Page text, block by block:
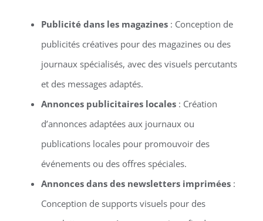
Publicité dans les magazines: Conception de
publicités créatives pour des magazines ou des
journaux spécialisés, avec des visuels percutants
et des messages adaptés.
Annonces publicitaires locales: Création
d’annonces adaptées aux journaux ou
publications locales pour promouvoir des
événements ou des offres spéciales.
Annonces dans des newsletters imprimées:
Conception de supports visuels pour des